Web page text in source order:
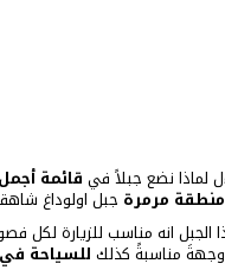
لماذا نضع جبلاً فيقائمة
مرمرة جبل اولوداغ
الجبل انه مناسب للزيارة لكل
مناسبةً كذلكللسياحة